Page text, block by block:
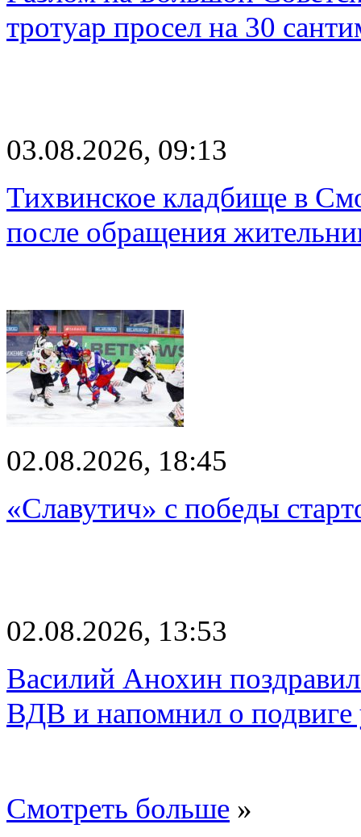
тротуар просел на 30
03.08.2026, 09:13
Тихвинское кладбище в
после обращения
02.08.2026, 18:45
«Славутич» с победы
02.08.2026, 13:53
Василий Анохин
ВДВ и напомнил о подвиге
Смотреть больше »